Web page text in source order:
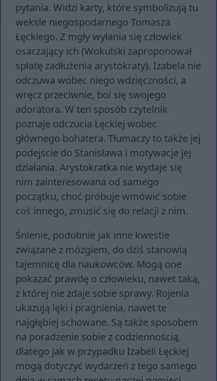
pytania. Widzi karty, które symbolizują tu
weksle niegospodarnego Tomasza
Łęckiego. Z mgły wyłania się człowiek
osaczający ich (Wokulski zaproponował
spłatę zadłużenia arystokraty). Izabela nie
odczuwa wobec niego wdzięczności, a
wręcz przeciwnie, boi się swojego
adoratora. W ten sposób czytelnik
poznaje odczucia Łęckiej wobec
głównego bohatera. Tłumaczy to także jej
podejście do Stanisława i motywacje jej
działania. Arystokratka nie wydaje się
nim zainteresowana od samego
początku, choć próbuje wmówić sobie
coś innego, zmusić się do relacji z nim.
Śnienie, podobnie jak inne kwestie
związane z mózgiem, do dziś stanowią
tajemnicę dla naukowców. Mogą one
pokazać prawdę o człowieku, nawet taką,
z której nie zdaje sobie sprawy. Rojenia
ukazują lęki i pragnienia, nawet te
najgłębiej schowane. Są także sposobem
na poradzenie sobie z codziennością,
dlatego jak w przypadku Izabeli Łęckiej
mogą dotyczyć wydarzeń z tego samego